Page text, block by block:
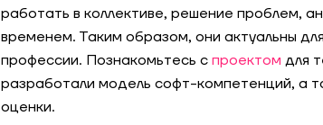
работать в коллективе, решение проблем,
временем. Таким образом, они актуальны
профессии. Познакомьтесь с проектом для
разработали модель софт-компетенций, а
оценки.